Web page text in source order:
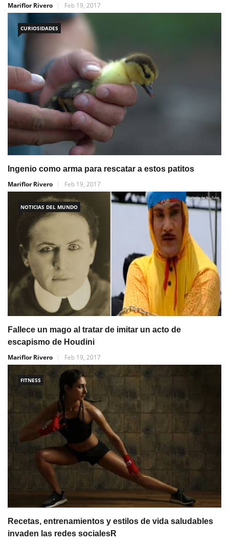
Mariflor Rivero
Feb 19, 2017
CURIOSIDADES
Ingenio como arma para rescatar a estos patitos
Mariflor Rivero
Feb 19, 2017
NOTICIAS DEL MUNDO
Fallece un mago al tratar de imitar un acto de
escapismo de Houdini
Mariflor Rivero
Feb 19, 2017
FITNESS
Recetas, entrenamientos y estilos de vida saludables
invaden las redes socialesR